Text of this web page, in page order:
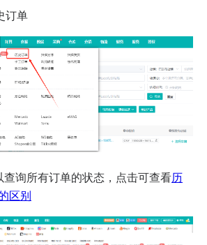
订单
询所有订单的状态，点击可查看历
区别